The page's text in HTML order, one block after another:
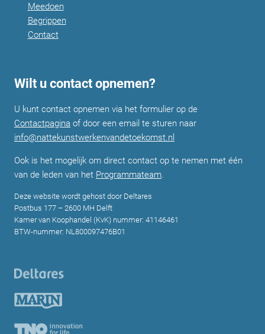
Meedoen
Begrippen
Contact
Wilt u contact opnemen?
U kunt contact opnemen via het formulier op de
Contactpagina of door een email te sturen naar
info@nattekunstwerkenvandetoekomst.nl
Ook is het mogelijk om direct contact op te nemen met één
van de leden van het Programmateam.
Deze website wordt gehost door Deltares
Postbus 177 – 2600 MH Delft
Kamer van Koophandel (KvK) nummer: 41146461
BTW-nummer: NL800097476B01